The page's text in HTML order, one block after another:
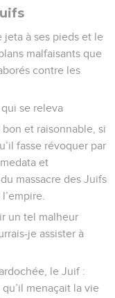
jeta à ses pieds et le
malfaisants que
contre les
se releva
et raisonnable, si
fasse révoquer par
et
massacre des Juifs
un tel malheur
je assister à
le Juif :
menaçait la vie